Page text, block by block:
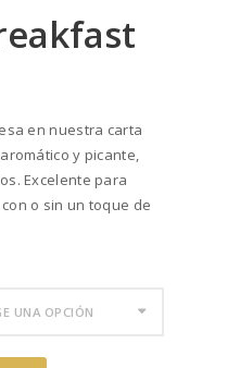
en nuestra carta
y picante,
Excelente para
o sin un toque de